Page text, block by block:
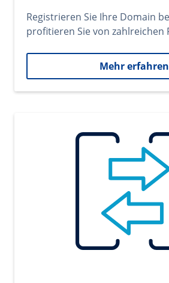
Registrieren Sie Ihre Domain
profitieren Sie von zahlreichen
Mehr erfahren